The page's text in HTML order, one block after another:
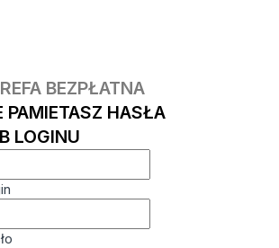
BEZPŁATNA
PAMIETASZ HASŁA
LOGINU